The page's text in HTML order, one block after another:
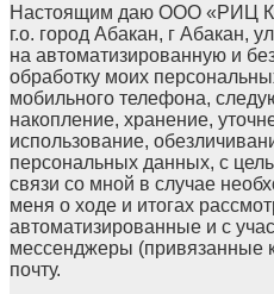
Настоящим даю ООО «РИЦ
г.о. город Абакан, г Абакан,
на автоматизированную и
обработку моих
мобильного телефона,
накопление, хранение,
использование,
персональных данных, с
связи со мной в случае
меня о ходе и итогах
автоматизированные и с
мессенджеры (привязанные
почту.